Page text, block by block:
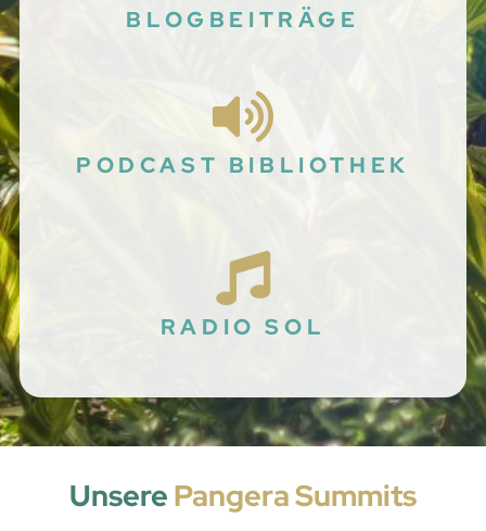
BLOGBEITRÄGE
PODCAST BIBLIOTHEK
RADIO SOL
Unsere Pangera Summits